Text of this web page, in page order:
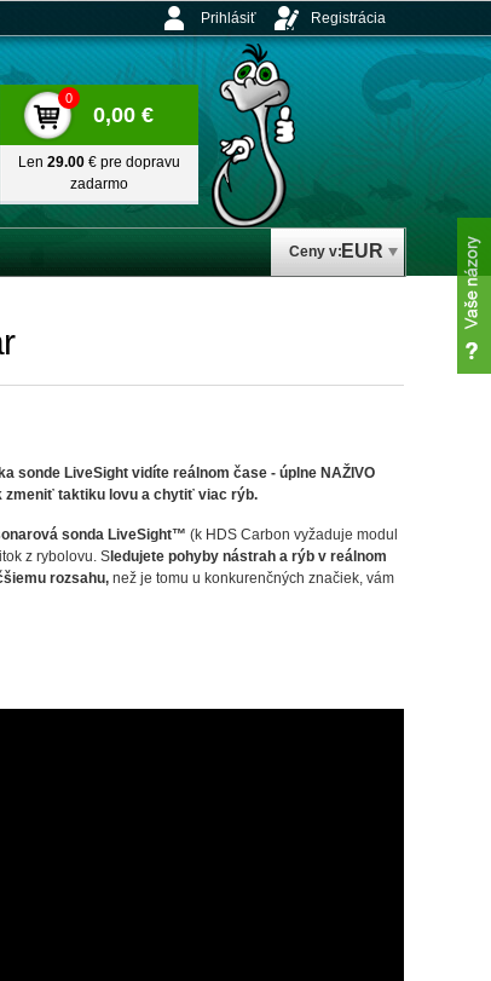
Ceny v: EUR
Prihlásiť Registrácia
0
0,00 €
Len 29.00 € pre dopravu
zadarmo
sonde LiveSight vidíte reálnom čase - úplne NAŽIVO
zmeniť taktiku lovu a chytiť viac rýb.
sonda LiveSight™ (k HDS Carbon vyžaduje modul
z rybolovu. S ledujete pohyby nástrah a rýb v reálnom
rozsahu, než je tomu u konkurenčných značiek, vám